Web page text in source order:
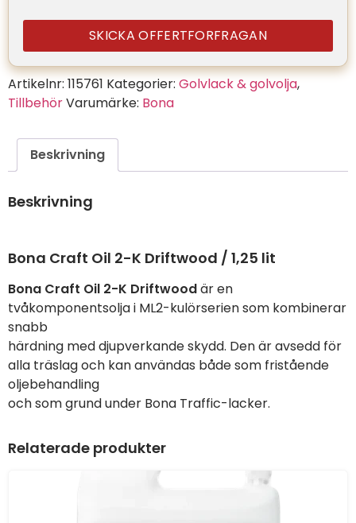
SKICKA OFFERTFORFRAGAN
Artikelnr: 115761 Kategorier: Golvlack & golvolja,
TillbehörVarumärke: Bona
Beskrivning
Beskrivning
Bona Craft Oil 2-K Driftwood / 1,25 lit
Bona Craft Oil 2-K Driftwoodär en
tvåkomponentsolja i ML2-kulörserien som kombinerar
snabb
härdning med djupverkande skydd. Den är avsedd för
alla träslag och kan användas både som fristående
oljebehandling
och som grund under Bona Traffic-lacker.
Relaterade produkter